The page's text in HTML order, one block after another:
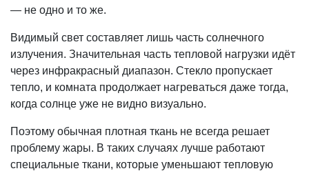
— не одно и то же.
Видимый свет составляет лишь часть солнечного
излучения. Значительная часть тепловой нагрузки идёт
через инфракрасный диапазон. Стекло пропускает
тепло, и комната продолжает нагреваться даже тогда,
когда солнце уже не видно визуально.
Поэтому обычная плотная ткань не всегда решает
проблему жары. В таких случаях лучше работают
специальные ткани, которые уменьшают тепловую